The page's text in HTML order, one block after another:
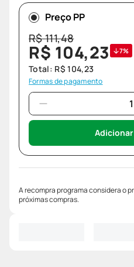
Preço PP
R$111,48
R$ 104,23 7%
Total: R$ 104,23
Formas de pagamento
A recompra programa considera o
próximas compras.